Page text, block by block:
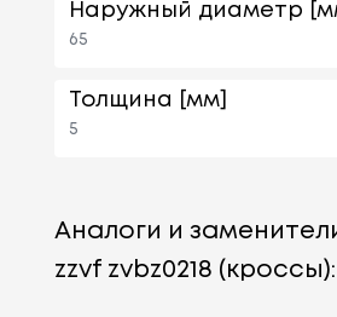
Наружный диаметр
65
Толщина [мм]
5
Аналоги и
zzvf zvbz0218 (кроссы):